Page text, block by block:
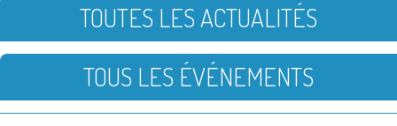
TOUTES LES ACTUALITÉS
TOUS LES ÉVÉNEMENTS